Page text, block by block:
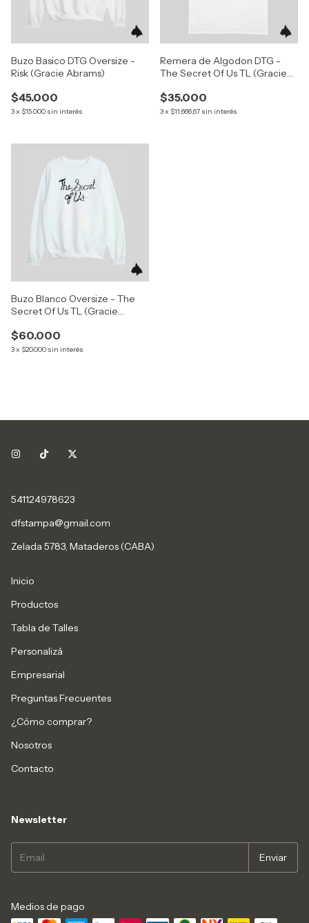
Buzo Basico DTG Oversize -
Risk (Gracie Abrams)
$45.000
3x $15.000 sin interés
Remera de Algodon DTG -
The Secret Of Us TL (Gracie
$35.000
3x $11.666,67 sin interés
Buzo Blanco Oversize - The
Secret Of Us TL (Gracie
$60.000
3x $20.000 sin interés
541124978623
dfstampa@gmail.com
Zelada 5783, Mataderos (CABA)
Inicio
Productos
Tabla de Talles
Personalizá
Empresarial
Preguntas Frecuentes
¿Cómo comprar?
Nosotros
Contacto
Newsletter
Medios de pago